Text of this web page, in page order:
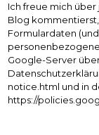
Ich freue mich
Blog
Formulardaten
Google-Server
notice.html und in
https://